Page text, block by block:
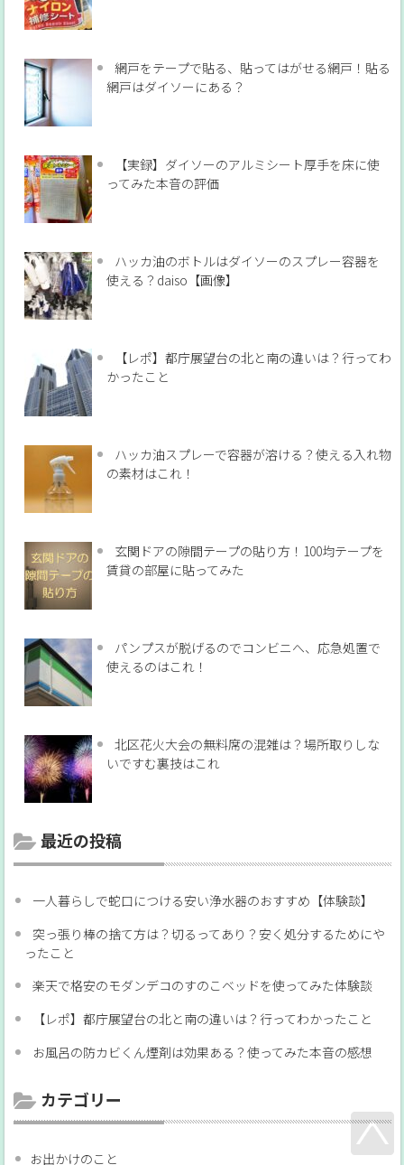
網戸をテープで貼る、貼ってはがせる網戸！貼る
網戸はダイソーにある？
【実録】ダイソーのアルミシート厚手を床に使
ってみた本音の評価
ハッカ油のボトルはダイソーのスプレー容器を
使える？daiso【画像】
【レポ】都庁展望台の北と南の違いは？行ってわ
かったこと
ハッカ油スプレーで容器が溶ける？使える入れ物
の素材はこれ！
玄関ドアの隙間テープの貼り方！100均テープを
賃貸の部屋に貼ってみた
パンプスが脱げるのでコンビニへ、応急処置で
使えるのはこれ！
北区花火大会の無料席の混雑は？場所取りしな
いですむ裏技はこれ
最近の投稿
一人暮らしで蛇口につける安い浄水器のおすすめ【体験談】
突っ張り棒の捨て方は？切るってあり？安く処分するためにや
ったこと
楽天で格安のモダンデコのすのこベッドを使ってみた体験談
【レポ】都庁展望台の北と南の違いは？行ってわかったこと
お風呂の防カビくん煙剤は効果ある？使ってみた本音の感想
カテゴリー
お出かけのこと